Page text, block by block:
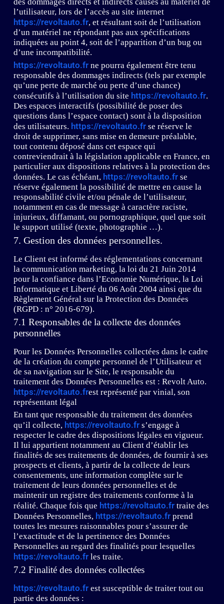
l’utilisateur, lors de l’accès au site internet
https://revoltauto.fr, et résultant soit de l’utilisation
d’un matériel ne répondant pas aux spécifications
indiquées au point 4, soit de l’apparition d’un bug ou
d’une incompatibilité.
https://revoltauto.frne pourra également être tenu
responsable des dommages indirects (tels par exemple
qu’une perte de marché ou perte d’une chance)
consécutifs à l’utilisation du site https://revoltauto.fr.
Des espaces interactifs (possibilité de poser des
questions dans l’espace contact) sont à la disposition
des utilisateurs. https://revoltauto.frse réserve le
droit de supprimer, sans mise en demeure préalable,
tout contenu déposé dans cet espace qui
contreviendrait à la législation applicable en France, en
particulier aux dispositions relatives à la protection des
données. Le cas échéant, https://revoltauto.frse
réserve également la possibilité de mettre en cause la
responsabilité civile et/ou pénale de l’utilisateur,
notamment en cas de message à caractère raciste,
injurieux, diffamant, ou pornographique, quel que soit
le support utilisé (texte, photographie …).
7. Gestion des données personnelles.
Le Client est informé des réglementations concernant
la communication marketing, la loi du 21 Juin 2014
pour la confiance dans l’Economie Numérique, la Loi
Informatique et Liberté du 06 Août 2004 ainsi que du
Règlement Général sur la Protection des Données
(RGPD : n° 2016-679).
7.1 Responsables de la collecte des données
personnelles
Pour les Données Personnelles collectées dans le cadre
de la création du compte personnel de l’Utilisateur et
de sa navigation sur le Site, le responsable du
traitement des Données Personnelles est : Revolt Auto.
https://revoltauto.frest représenté par vinial, son
représentant légal
En tant que responsable du traitement des données
qu’il collecte, https://revoltauto.frs’engage à
respecter le cadre des dispositions légales en vigueur.
Il lui appartient notamment au Client d’établir les
finalités de ses traitements de données, de fournir à ses
prospects et clients, à partir de la collecte de leurs
consentements, une information complète sur le
traitement de leurs données personnelles et de
maintenir un registre des traitements conforme à la
réalité. Chaque fois que https://revoltauto.frtraite des
Données Personnelles, https://revoltauto.frprend
toutes les mesures raisonnables pour s’assurer de
l’exactitude et de la pertinence des Données
Personnelles au regard des finalités pour lesquelles
https://revoltauto.frles traite.
7.2 Finalité des données collectées
https://revoltauto.frest susceptible de traiter tout ou
partie des données :